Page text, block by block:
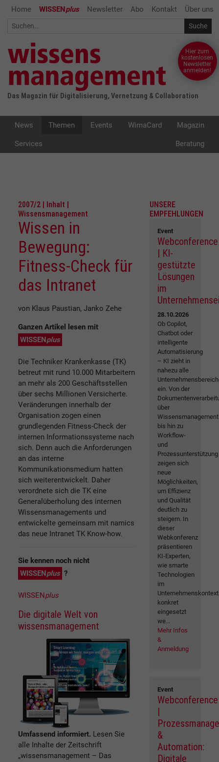
Home WISSENplus Newsletter Abo Kontakt Über uns
Das Magazin für Digitalisierung, Vernetzung & Collaboration
Hier zum
kostenlosen
Newsletter
anmelden!
News Themen Events WimaCard Magazin
Services Beratung
2007/2 | Inhalt |
Wissensmanagement
Wissen in
Bewegung:
Fitness-Check für
das Intranet
von Klaus Paustian, Janko Zehe
Ganzen Artikel lesen mit
WISSENplus
Die Techniker Krankenkasse (TK)
betreut mit rund 10.000 Mitarbeitern
an mehr als 200 Geschäftsstellen
über sechs Millionen Versicherte.
Veränderungen innerhalb der
Organisation zogen einen
grundlegenden Fitness-Check der
internen Informationssysteme nach
sich. Denn auch die Anforderungen
an das interne
Kommunikationsmedium hatten
sich weiterentwickelt. Daher
verordnete sich die TK eine
Generalüberholung des internen
Wissensmanagements und
entwickelte gemeinsam mit namics
das neue Intranet TK Know-how.
Sie kennen noch nicht
WISSENplus ?
WISSENplus
Die digitale Welt von
wissensmanagement
Umfassend informiert. Lesen Sie
alle Inhalte der Zeitschrift
„wissensmanagement – Das
UNSERE
EMPFEHLUNGEN
Event
Webconference
| KI-
gestützte
Lösungen
im
28.10.2026
Ob Copilot,
Chatbot oder
intelligente
Automatisierung
– KI zieht in
nahezu alle
ein. Von der
über
Wissensmanagement
bis hin zu
Workflow-
und
Prozessunterstützung
zeigen sich
neue
Möglichkeiten,
um Effizienz
und Qualität
deutlich zu
steigern. In
dieser
Webkonferenz
präsentieren
KI-Experten,
wie smarte
Technologien
im
Unternehmenskontext
konkret
eingesetzt
we...
Mehr Infos
&
Anmeldung
Event
Webconference
|
&
Automation:
Digitale